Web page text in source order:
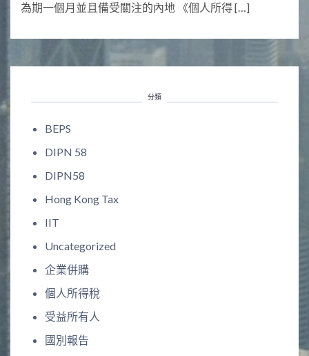
為期一個月並且備受關注的內地 《個人所得 […]
分類
BEPS
DIPN 58
DIPN58
Hong Kong Tax
IIT
Uncategorized
企業併購
個人所得稅
受益所有人
國別報告